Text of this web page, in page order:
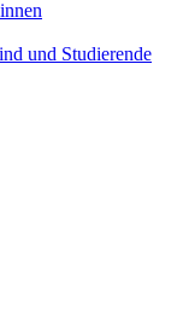
und Studierende